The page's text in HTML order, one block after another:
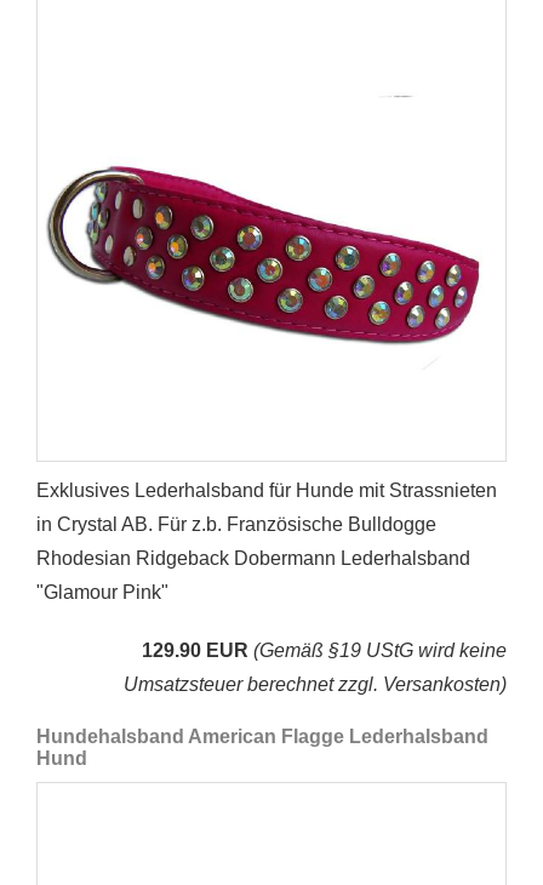
Exklusives Lederhalsband für Hunde mit Strassnieten
in Crystal AB. Für z.b. Französische Bulldogge
Rhodesian Ridgeback Dobermann Lederhalsband
"Glamour Pink"
129.90 EUR (Gemäß §19 UStG wird keine
Umsatzsteuer berechnet zzgl. Versankosten)
Hundehalsband American Flagge Lederhalsband
Hund